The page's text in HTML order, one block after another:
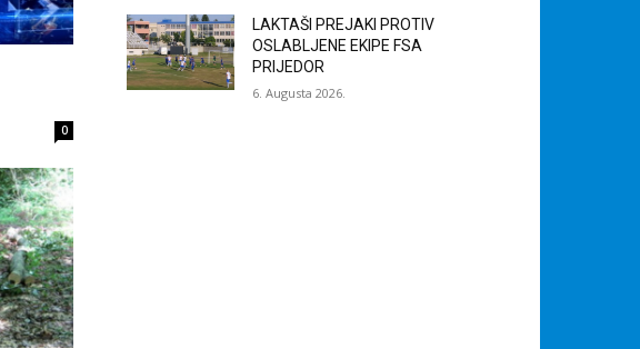
0
LAKTAŠI PREJAKI PROTIV
OSLABLJENE EKIPE FSA
PRIJEDOR
6. Augusta 2026.